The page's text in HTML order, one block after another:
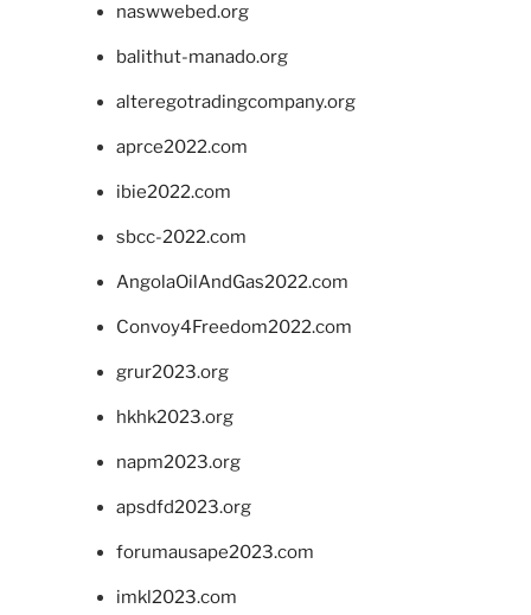
naswwebed.org
balithut-manado.org
alteregotradingcompany.org
aprce2022.com
ibie2022.com
sbcc-2022.com
AngolaOilAndGas2022.com
Convoy4Freedom2022.com
grur2023.org
hkhk2023.org
napm2023.org
apsdfd2023.org
forumausape2023.com
imkl2023.com